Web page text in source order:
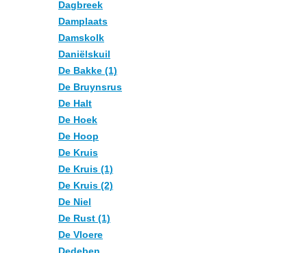
Dagbreek
Damplaats
Damskolk
Daniëlskuil
De Bakke (1)
De Bruynsrus
De Halt
De Hoek
De Hoop
De Kruis
De Kruis (1)
De Kruis (2)
De Niel
De Rust (1)
De Vloere